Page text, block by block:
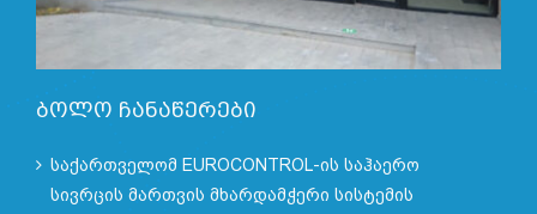
ბოლო ჩანაწერები
საქართველომ EUROCONTROL-ის საჰაერო
სივრცის მართვის მხარდამჭერი სისტემის